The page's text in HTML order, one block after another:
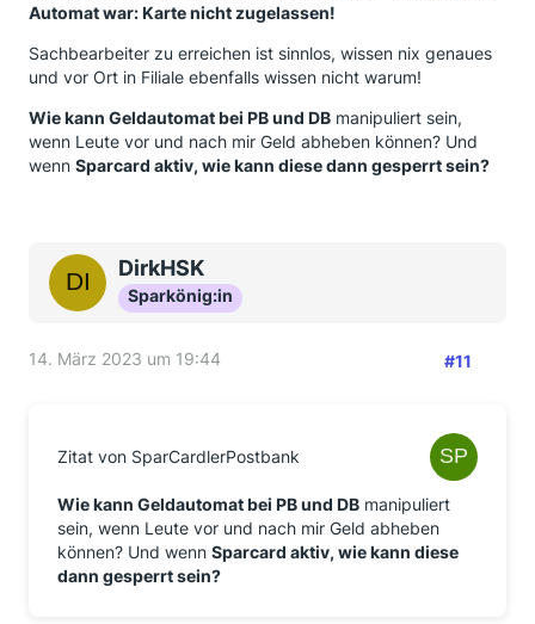
Automat war: Karte nicht zugelassen!
Sachbearbeiter zu erreichen ist sinnlos, wissen nix genaues
und vor Ort in Filiale ebenfalls wissen nicht warum!
Wie kann Geldautomat bei PB und DB manipuliert sein,
wenn Leute vor und nach mir Geld abheben können? Und
wenn Sparcard aktiv, wie kann diese dann gesperrt sein?
DirkHSK
Sparkönig:in
14. März 2023 um 19:44 #11
Zitat von SparCardlerPostbank
Wie kann Geldautomat bei PB und DB manipuliert
sein, wenn Leute vor und nach mir Geld abheben
können? Und wenn Sparcard aktiv, wie kann diese
dann gesperrt sein?